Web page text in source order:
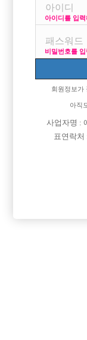
아이디를 입
비밀번호를
회원정보가
아직
사업자명 :
표연락처
Online
Address:
직업
COPYRIGHT ⓒ 호